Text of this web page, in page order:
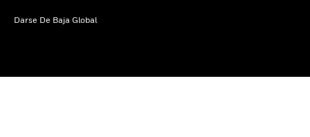
Darse De Baja Global